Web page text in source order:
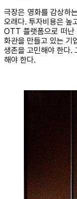
극장은 영화를 감상하
오래다. 투자비용은 높
OTT 플랫폼으로 떠난
화관을 만들고 있는 기
생존을 고민해야 한다.
해야 한다.